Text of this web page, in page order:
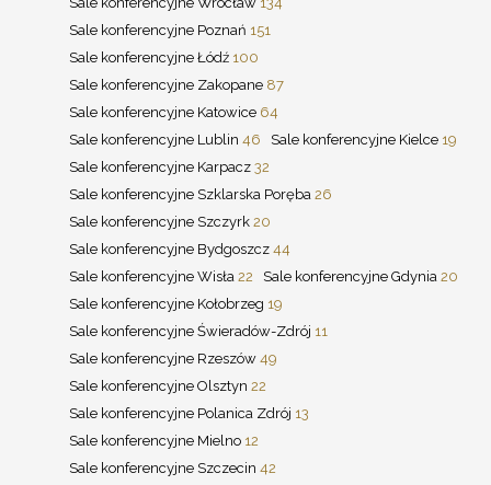
Sale konferencyjne Poznań 151
Sale konferencyjne Łódź 100
Sale konferencyjne Zakopane 87
Sale konferencyjne Katowice 64
Sale konferencyjne Lublin 46 Sale konferencyjne Kielce 19
Sale konferencyjne Karpacz 32
Sale konferencyjne Szklarska Poręba 26
Sale konferencyjne Szczyrk 20
Sale konferencyjne Bydgoszcz 44
Sale konferencyjne Wisła 22 Sale konferencyjne Gdynia 20
Sale konferencyjne Kołobrzeg 19
Sale konferencyjne Świeradów-Zdrój 11
Sale konferencyjne Rzeszów 49
Sale konferencyjne Olsztyn 22
Sale konferencyjne Polanica Zdrój 13
Sale konferencyjne Mielno 12
Sale konferencyjne Szczecin 42